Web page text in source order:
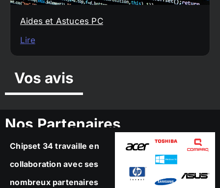
Aides et Astuces PC
Lire
Vos avis
Nos Partenaires
Chipset 34 travaille en
collaboration avec ses
nombreux partenaires